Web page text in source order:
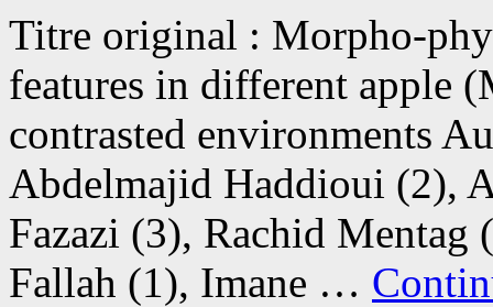
temporelle
Titre original : Morpho-
features in different apple
contrasted environments
Abdelmajid Haddioui (2),
Fazazi (3), Rachid
Fallah (1), Imane …